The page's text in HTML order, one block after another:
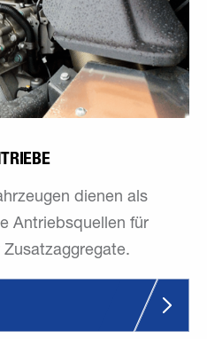
dienen als
Antriebsquellen für